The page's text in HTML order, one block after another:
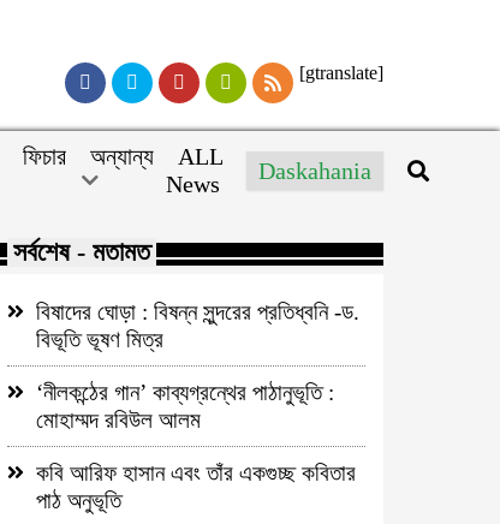
[gtranslate]
ফিচার অন্যান্য
ALL
News
Daskahania
সর্বশেষ - মতামত
বিষাদের ঘোড়া : বিষন্ন সুন্দরের প্রতিধ্বনি -ড.
বিভূতি ভূষণ মিত্র
‘নীলকন্ঠের গান’ কাব্যগ্রন্থের পাঠানুভূতি :
মোহাম্মদ রবিউল আলম
কবি আরিফ হাসান এবং তাঁর একগুচ্ছ কবিতার
পাঠ অনুভূতি